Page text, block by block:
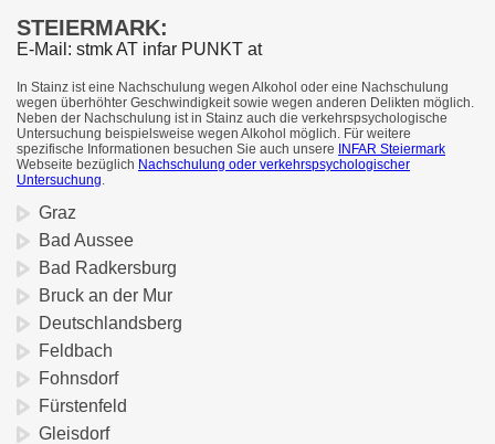
STEIERMARK:
E-Mail: stmk AT infar PUNKT at
In Stainz ist eine Nachschulung wegen Alkohol oder eine Nachschulung
wegen überhöhter Geschwindigkeit sowie wegen anderen Delikten möglich.
Neben der Nachschulung ist in Stainz auch die verkehrspsychologische
Untersuchung beispielsweise wegen Alkohol möglich. Für weitere
spezifische Informationen besuchen Sie auch unsere
INFAR Steiermark
Webseite bezüglich Nachschulung oder verkehrspsychologischer
Untersuchung.
Graz
Bad Aussee
Bad Radkersburg
Bruck an der Mur
Deutschlandsberg
Feldbach
Fohnsdorf
Fürstenfeld
Gleisdorf